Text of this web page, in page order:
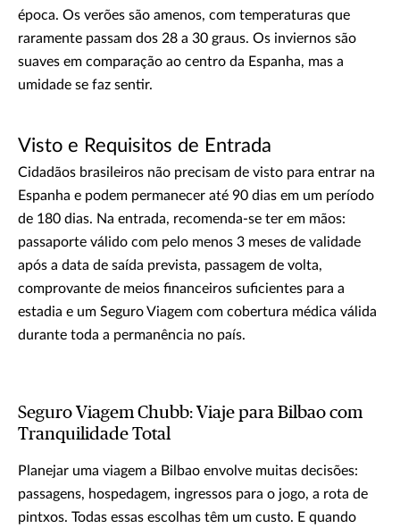
época. Os verões são amenos, com temperaturas que
raramente passam dos 28 a 30 graus. Os inviernos são
suaves em comparação ao centro da Espanha, mas a
umidade se faz sentir.
Visto e Requisitos de Entrada
Cidadãos brasileiros não precisam de visto para entrar na
Espanha e podem permanecer até 90 dias em um período
de 180 dias. Na entrada, recomenda-se ter em mãos:
passaporte válido com pelo menos 3 meses de validade
após a data de saída prevista, passagem de volta,
comprovante de meios financeiros suficientes para a
estadia e um Seguro Viagem com cobertura médica válida
durante toda a permanência no país.
Seguro Viagem Chubb: Viaje para Bilbao com
Tranquilidade Total
Planejar uma viagem a Bilbao envolve muitas decisões:
passagens, hospedagem, ingressos para o jogo, a rota de
pintxos. Todas essas escolhas têm um custo. E quando